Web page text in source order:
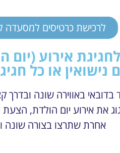
לרכישת כרטיסים למסעדה
אירוע (יום
נישואין או כל
באווירה שונה ובדרך
את אירוע יום הולדת, הצעת
אחרת שתרצו בצורה שונה